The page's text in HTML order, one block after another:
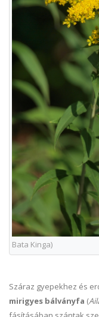
Bata Kinga)
Száraz gyepekhez és
mirigyes bálványfa (